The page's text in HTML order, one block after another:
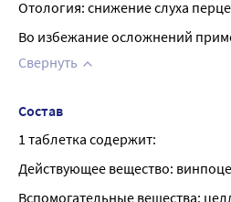
Отология: снижение слуха
Во избежание осложнений
Свернуть
Состав
1 таблетка содержит:
Действующее вещество:
Вспомогательные вещества: